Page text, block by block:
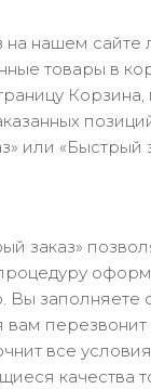
на нашем сайте
товары в
Корзина,
или «Быстрый
заказ»
Вы заполняете
вам
все
качества